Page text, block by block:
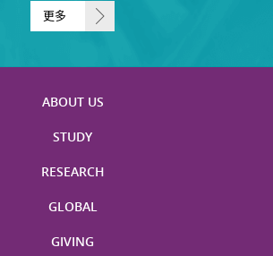
更多
ABOUT US
STUDY
RESEARCH
GLOBAL
GIVING